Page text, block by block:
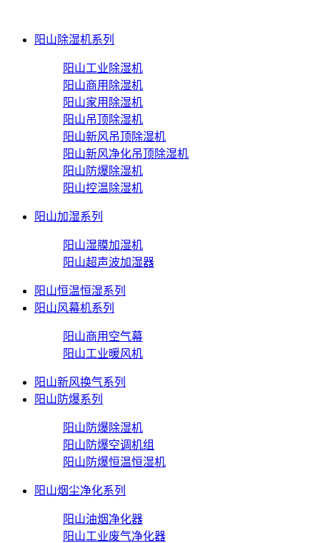
阳山除湿机系列
阳山工业除湿机
阳山商用除湿机
阳山家用除湿机
阳山吊顶除湿机
阳山新风吊顶除湿机
阳山新风净化吊顶除湿机
阳山防爆除湿机
阳山控温除湿机
阳山加湿系列
阳山湿膜加湿机
阳山超声波加湿器
阳山恒温恒湿系列
阳山风幕机系列
阳山商用空气幕
阳山工业暖风机
阳山新风换气系列
阳山防爆系列
阳山防爆除湿机
阳山防爆空调机组
阳山防爆恒温恒湿机
阳山烟尘净化系列
阳山油烟净化器
阳山工业废气净化器